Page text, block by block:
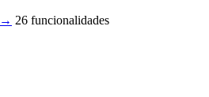
→ 26 funcionalidades